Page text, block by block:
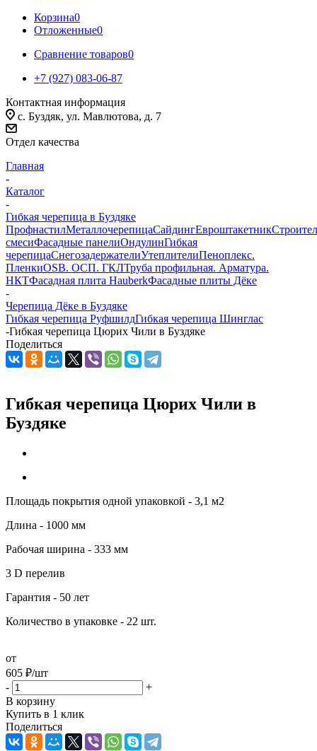
Корзина0
Отложенные0
Сравнение товаров0
+7 (927) 083-06-87
Контактная информация
c. Буздяк, ул. Мавлютова, д. 7
Отдел качества
Главная
-
Каталог
-
Гибкая черепица в Буздяке
ПрофнастилМеталлочерепицаСайдингЕвроштакетник
смесиФасадные панелиОндулинГибкая
черепицаСнегозадержателиУтеплителиПеноплекс.
ПленкиOSB. ОСП. ГКЛТруба профильная. Арматура.
НКТФасадная плита HauberkФасадные плиты Дёке
-
Черепица Дёке в Буздяке
Гибкая черепица РуфшилдГибкая черепица Шинглас
-Гибкая черепица Цюрих Чили в Буздяке
Поделиться
Гибкая черепица Цюрих Чили в
Буздяке
Площадь покрытия одной упаковкой - 3,1 м2
Длина - 1000 мм
Рабочая ширина - 333 мм
3 D перелив
Гарантия - 50 лет
Количество в упаковке - 22 шт.
от
605 ₽/шт
-
+
В корзину
Купить в 1 клик
Поделиться